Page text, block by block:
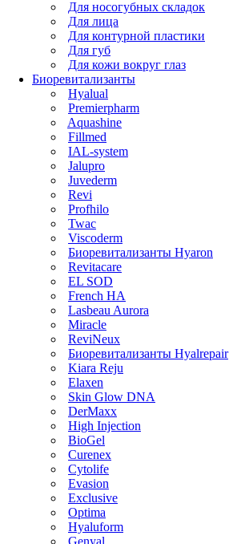
Для носогубных складок
Для лица
Для контурной пластики
Для губ
Для кожи вокруг глаз
Биоревитализанты
Hyalual
Premierpharm
Aquashine
Fillmed
IAL-system
Jalupro
Juvederm
Revi
Profhilo
Twac
Viscoderm
Биоревитализанты Hyaron
Revitacare
EL SOD
French HA
Lasbeau Aurora
Miracle
ReviNeux
Биоревитализанты Hyalrepair
Kiara Reju
Elaxen
Skin Glow DNA
DerMaxx
High Injection
BioGel
Curenex
Cytolife
Evasion
Exclusive
Optima
Hyaluform
Genyal